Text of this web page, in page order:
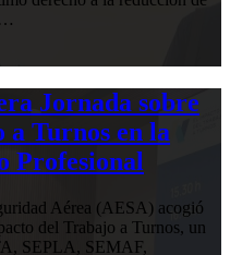
Jornada sobre
Turnos en la
Profesional
Aérea (AESA) acogió
del Trabajo a Turnos, un
SEPLA, SEMAF,